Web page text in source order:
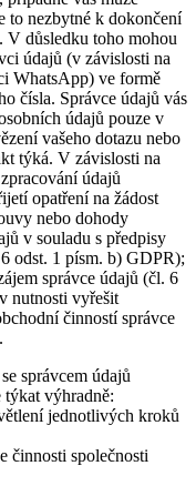
to nezbytné k dokončení
V důsledku toho mohou
údajů (v závislosti na
WhatsApp) ve formě
čísla. Správce údajů vás
údajů pouze v
vašeho dotazu nebo
týká. V závislosti na
údajů
opatření na žádost
nebo dohody
v souladu s předpisy
odst. 1 písm. b) GDPR);
správce údajů (čl. 6
nutnosti vyřešit
činností správce
správcem údajů
výhradně:
jednotlivých kroků
činnosti společnosti